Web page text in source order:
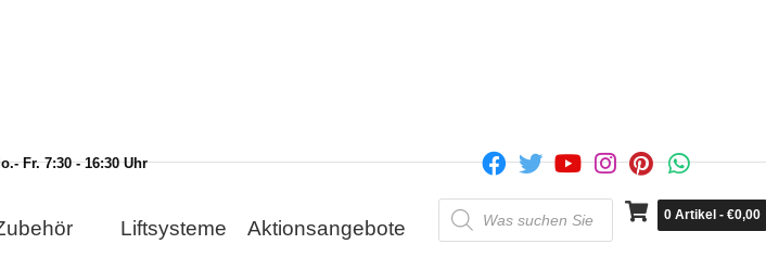
Fr. 7:30 - 16:30 Uhr
Liftsysteme Aktionsangebote
Products
search
0 Artikel - €0,00